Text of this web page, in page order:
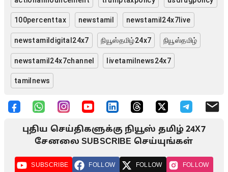
100percenttax newstamil newstamil24x7live
newstamildigital24x7 நியூஸ்தமிழ்24x7 நியூஸ்தமிழ்
newstamil24x7channel livetamilnews24x7
tamilnews
புதிய செய்திகளுக்கு நியூஸ் தமிழ் 24X7
சேனலை SUBSCRIBE செய்யுங்கள்
SUBSCRIBE FOLLOW FOLLOW FOLLOW